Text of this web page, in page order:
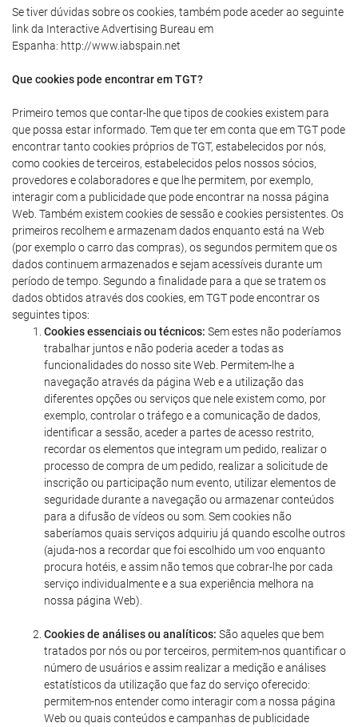
Se tiver dúvidas sobre os cookies, também pode aceder ao seguinte
link da Interactive Advertising Bureau em
Espanha: http://www.iabspain.net
Que cookies pode encontrar em TGT?
Primeiro temos que contar-lhe que tipos de cookies existem para
que possa estar informado. Tem que ter em conta que em TGT pode
encontrar tanto cookies próprios de TGT, estabelecidos por nós,
como cookies de terceiros, estabelecidos pelos nossos sócios,
provedores e colaboradores e que lhe permitem, por exemplo,
interagir com a publicidade que pode encontrar na nossa página
Web. Também existem cookies de sessão e cookies persistentes. Os
primeiros recolhem e armazenam dados enquanto está na Web
(por exemplo o carro das compras), os segundos permitem que os
dados continuem armazenados e sejam acessíveis durante um
período de tempo. Segundo a finalidade para a que se tratem os
dados obtidos através dos cookies, em TGT pode encontrar os
seguintes tipos:
Cookies essenciais ou técnicos: Sem estes não poderíamos
trabalhar juntos e não poderia aceder a todas as
funcionalidades do nosso site Web. Permitem-lhe a
navegação através da página Web e a utilização das
diferentes opções ou serviços que nele existem como, por
exemplo, controlar o tráfego e a comunicação de dados,
identificar a sessão, aceder a partes de acesso restrito,
recordar os elementos que integram um pedido, realizar o
processo de compra de um pedido, realizar a solicitude de
inscrição ou participação num evento, utilizar elementos de
seguridade durante a navegação ou armazenar conteúdos
para a difusão de vídeos ou som. Sem cookies não
saberíamos quais serviços adquiriu já quando escolhe outros
(ajuda-nos a recordar que foi escolhido um voo enquanto
procura hotéis, e assim não temos que cobrar-lhe por cada
serviço individualmente e a sua experiência melhora na
nossa página Web).
Cookies de análises ou analíticos: São aqueles que bem
tratados por nós ou por terceiros, permitem-nos quantificar o
número de usuários e assim realizar a medição e análises
estatísticos da utilização que faz do serviço oferecido:
permitem-nos entender como interagir com a nossa página
Web ou quais conteúdos e campanhas de publicidade